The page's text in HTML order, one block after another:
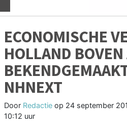
ECONOMISCHE
HOLLAND
NHNEXT
Door Redactie op 24 september
10:12 uur